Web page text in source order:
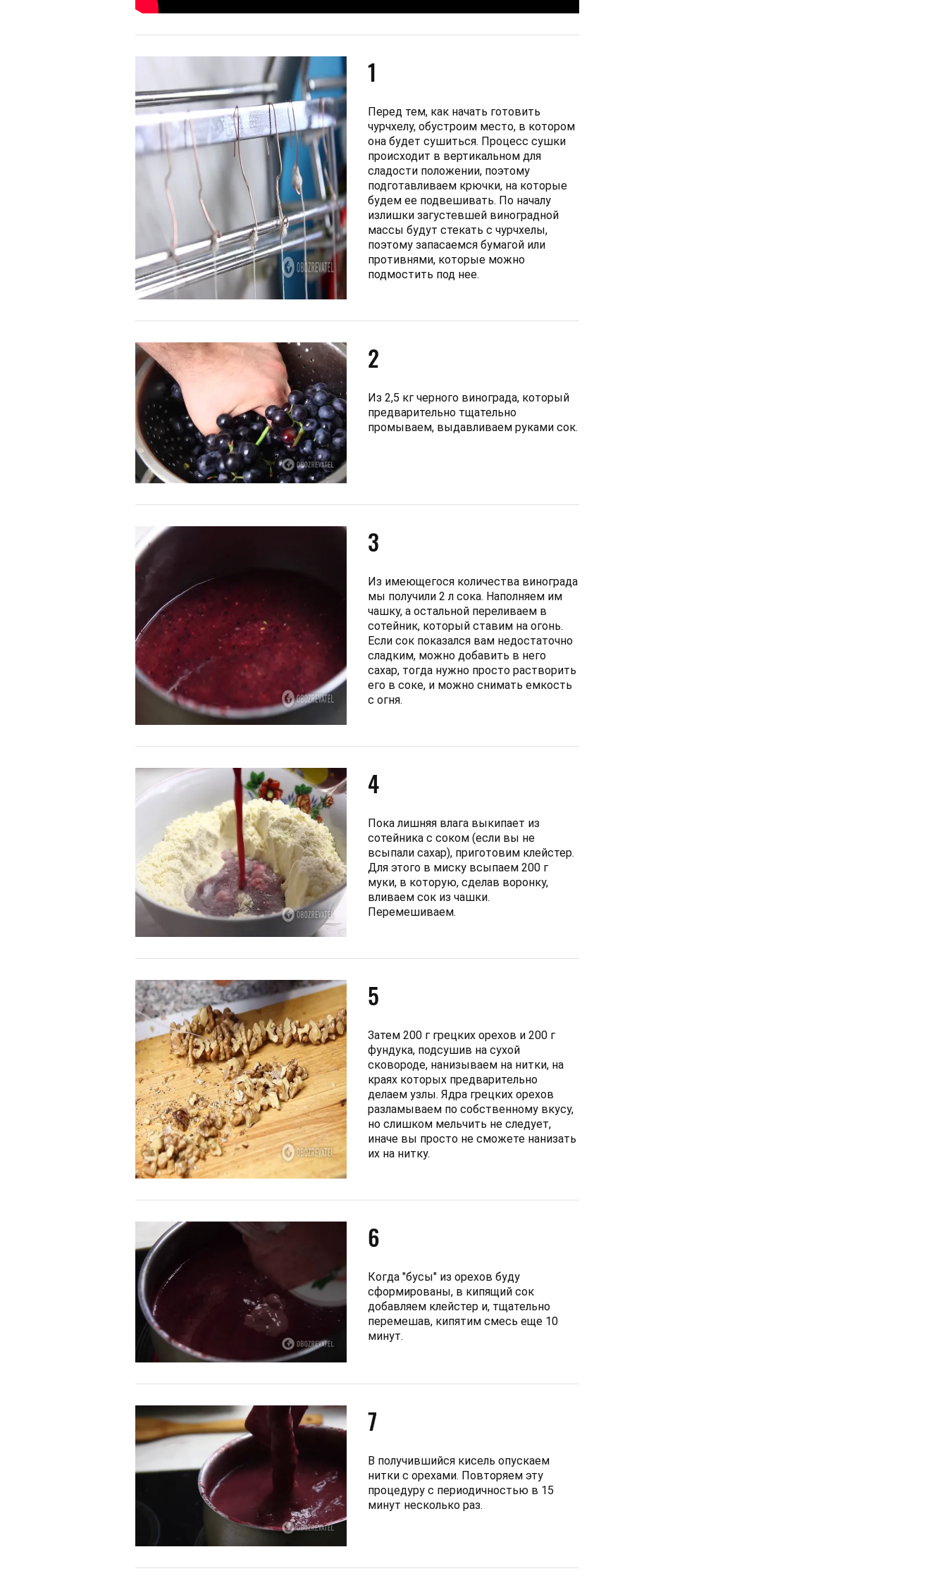
1
Перед тем, как начать готовить
чурчхелу, обустроим место, в котором
она будет сушиться. Процесс сушки
происходит в вертикальном для
сладости положении, поэтому
подготавливаем крючки, на которые
будем ее подвешивать. По началу
излишки загустевшей виноградной
массы будут стекать с чурчхелы,
поэтому запасаемся бумагой или
противнями, которые можно
подмостить под нее.
2
Из 2,5 кг черного винограда, который
предварительно тщательно
промываем, выдавливаем руками сок.
3
Из имеющегося количества винограда
мы получили 2 л сока. Наполняем им
чашку, а остальной переливаем в
сотейник, который ставим на огонь.
Если сок показался вам недостаточно
сладким, можно добавить в него
сахар, тогда нужно просто растворить
его в соке, и можно снимать емкость
с огня.
4
Пока лишняя влага выкипает из
сотейника с соком (если вы не
всыпали сахар), приготовим клейстер.
Для этого в миску всыпаем 200 г
муки, в которую, сделав воронку,
вливаем сок из чашки.
Перемешиваем.
5
Затем 200 г грецких орехов и 200 г
фундука, подсушив на сухой
сковороде, нанизываем на нитки, на
краях которых предварительно
делаем узлы. Ядра грецких орехов
разламываем по собственному вкусу,
но слишком мельчить не следует,
иначе вы просто не сможете нанизать
их на нитку.
6
Когда "бусы" из орехов буду
сформированы, в кипящий сок
добавляем клейстер и, тщательно
перемешав, кипятим смесь еще 10
минут.
7
В получившийся кисель опускаем
нитки с орехами. Повторяем эту
процедуру с периодичностью в 15
минут несколько раз.